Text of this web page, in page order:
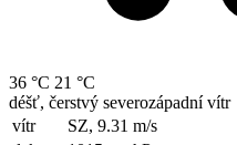
36 °C 21 °C
déšť, čerstvý severozápadní vítr
vítr
SZ, 9.31 m/s